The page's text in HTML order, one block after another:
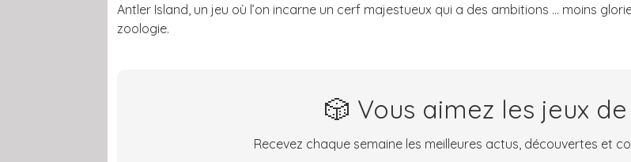
Antler Island, un jeu où l’on incarne un cerf majestueux qui a des ambitions … moins
zoologie.
🎲 Vous aimez les jeux
Recevez chaque semaine les meilleures actus, découvertes et